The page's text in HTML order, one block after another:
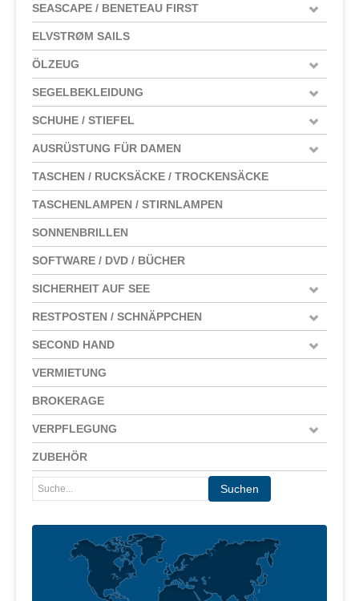
SEASCAPE / BENETEAU FIRST
ELVSTRØM SAILS
ÖLZEUG
SEGELBEKLEIDUNG
SCHUHE / STIEFEL
AUSRÜSTUNG FÜR DAMEN
TASCHEN / RUCKSÄCKE / TROCKENSÄCKE
TASCHENLAMPEN / STIRNLAMPEN
SONNENBRILLEN
SOFTWARE / DVD / BÜCHER
SICHERHEIT AUF SEE
RESTPOSTEN / SCHNÄPPCHEN
SECOND HAND
VERMIETUNG
BROKERAGE
VERPFLEGUNG
ZUBEHÖR